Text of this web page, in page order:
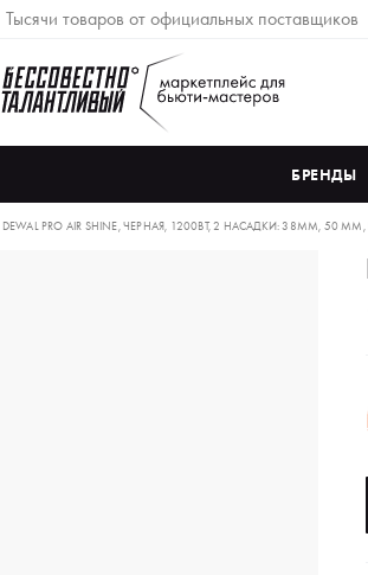
Тысячи товаров от официальных поставщиков
БРЕНДЫ
DEWAL PRO AIR SHINE, ЧЕРНАЯ, 1200ВТ, 2 НАСАДКИ: 38ММ, 50